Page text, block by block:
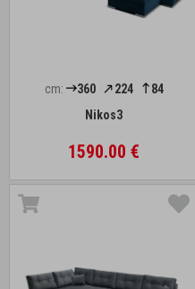
cm: 360 224
84
Nikos3
1590.00 €